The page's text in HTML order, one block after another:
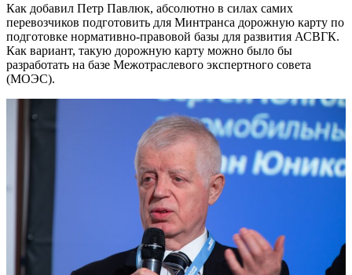
Как добавил Петр Павлюк, абсолютно в силах самих
перевозчиков подготовить для Минтранса дорожную карту по
подготовке нормативно-правовой базы для развития АСВГК.
Как вариант, такую дорожную карту можно было бы
разработать на базе Межотраслевого экспертного совета
(МОЭС).